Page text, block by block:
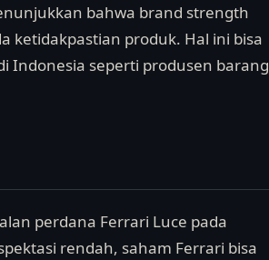
bahwa brand strength
ketidakpastian produk. Hal ini bisa
Indonesia seperti produsen barang
perdana Ferrari Luce pada
rendah, saham Ferrari bisa